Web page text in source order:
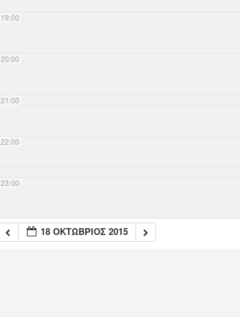
19:00
20:00
21:00
22:00
23:00
18 ΟΚΤΏΒΡΙΟΣ 2015